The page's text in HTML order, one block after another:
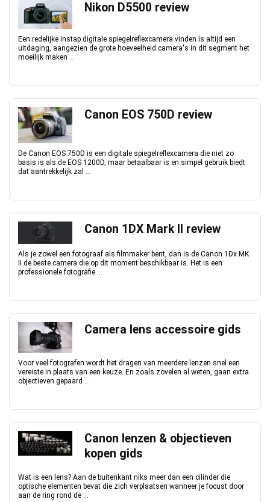
Nikon D5500 review
Een redelijke instap digitale spiegelreflexcamera vinden is altijd een
uitdaging, aangezien de grote hoeveelheid camera's in dit segment het
moeilijk maken ...
Canon EOS 750D review
De Canon EOS 750D is een digitale spiegelreflexcamera die niet zo
basis is als de EOS 1200D, maar betaalbaar is en simpel gebruik biedt
dat aantrekkelijk zal ...
Canon 1DX Mark II review
Als je zowel een fotograaf als filmmaker bent, dan is de Canon 1Dx MK
II de beste camera die op dit moment beschikbaar is. Het is een
professionele fotografie ...
Camera lens accessoire gids
Voor veel fotografen wordt het dragen van meerdere lenzen snel een
vereiste in plaats van een keuze. En zoals zovelen al weten, gaan extra
objectieven gepaard ...
Canon lenzen & objectieven
kopen gids
Wat is een lens? Aan de buitenkant niks meer dan een cilinder die
optische elementen bevat die zich verplaatsen wanneer je focust door
aan de ring rond de ...